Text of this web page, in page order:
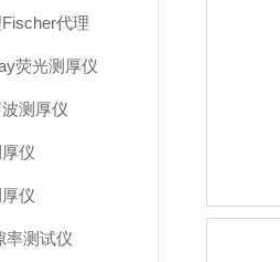
代理
荧光测厚仪
测厚仪
仪
仪
率测试仪